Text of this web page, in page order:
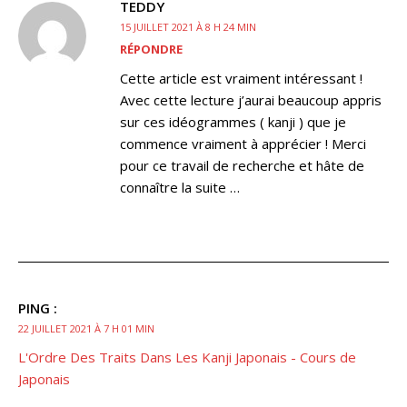
TEDDY
15 JUILLET 2021 À 8 H 24 MIN
RÉPONDRE
Cette article est vraiment intéressant !
Avec cette lecture j’aurai beaucoup appris
sur ces idéogrammes ( kanji ) que je
commence vraiment à apprécier ! Merci
pour ce travail de recherche et hâte de
connaître la suite …
PING :
22 JUILLET 2021 À 7 H 01 MIN
L'Ordre Des Traits Dans Les Kanji Japonais - Cours de
Japonais